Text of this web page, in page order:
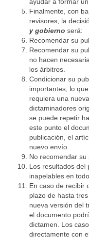
Finalmente, con
revisores, la
y gobierno será:
Recomendar su
Recomendar su
no hacen
los árbitros.
Condicionar su
importantes, lo
requiera una
dictaminadores
se puede repetir
este punto el
publicación, el
nuevo envío.
No recomendar su
Los resultados del
inapelables en
En caso de recibir
plazo de hasta
nueva versión del
el documento
dictamen. Los
directamente con